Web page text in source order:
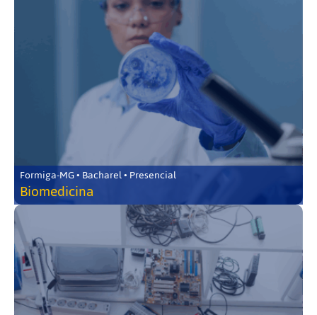
Formiga-MG • Bacharel • Presencial
Biomedicina